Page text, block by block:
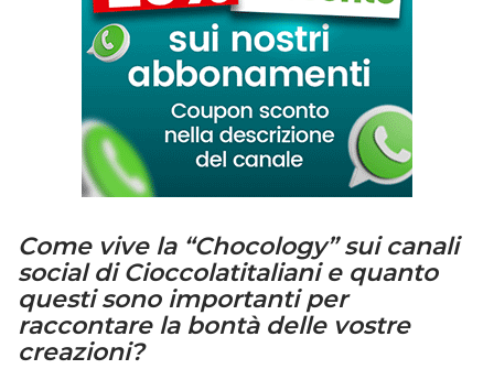
Come vive la “Chocology” sui canali
social di Cioccolatitaliani e quanto
questi sono importanti per
raccontare la bontà delle vostre
creazioni?